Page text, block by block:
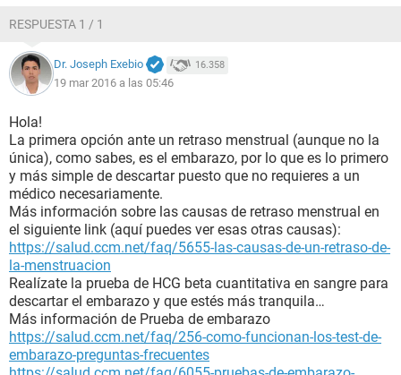
deseos de comer carne y siempre me siento con sueño. Que
creen que pueda ser? me podrían aconsejar algo por fis.
RESPUESTA 1 / 1
Dr. Joseph Exebio 16.358
19 mar 2016 a las 05:46
Hola!
La primera opción ante un retraso menstrual (aunque no la
única), como sabes, es el embarazo, por lo que es lo primero
y más simple de descartar puesto que no requieres a un
médico necesariamente.
Más información sobre las causas de retraso menstrual en
el siguiente link (aquí puedes ver esas otras causas):
https://salud.ccm.net/faq/5655-las-causas-de-un-retraso-de-
la-menstruacion
Realízate la prueba de HCG beta cuantitativa en sangre para
descartar el embarazo y que estés más tranquila…
Más información de Prueba de embarazo
https://salud.ccm.net/faq/256-como-funcionan-los-test-de-
embarazo-preguntas-frecuentes